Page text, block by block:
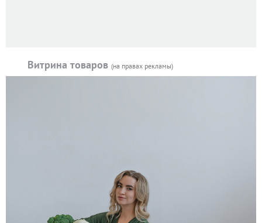
Витрина товаров (на правах рекламы)